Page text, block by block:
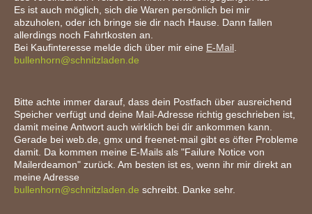
Es ist auch möglich, sich die Waren persönlich bei mir
abzuholen, oder ich bringe sie dir nach Hause. Dann fallen
allerdings noch Fahrtkosten an.
Bei Kaufinteresse melde dich über mir eine E-Mail
bullenhorn@schnitzladen.de
Bitte achte immer darauf, dass dein Postfach über ausreichend
Speicher verfügt und deine Mail-Adresse richtig geschrieben ist,
damit meine Antwort auch wirklich bei dir ankommen kann.
Gerade bei web.de, gmx und freenet-mail gibt es öfter Probleme
damit. Da kommen meine E-Mails als "Failure Notice von
Mailerdeamon" zurück. Am besten ist es, wenn ihr mir direkt an
meine Adresse
bullenhorn@schnitzladen.de schreibt. Danke sehr.